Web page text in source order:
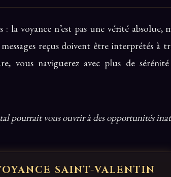
voyance n’est pas une vérité absolue,
reçus doivent être interprétés à
vous naviguerez avec plus de
pourrait vous ouvrir à des opportunités
SAINT-VALENTIN